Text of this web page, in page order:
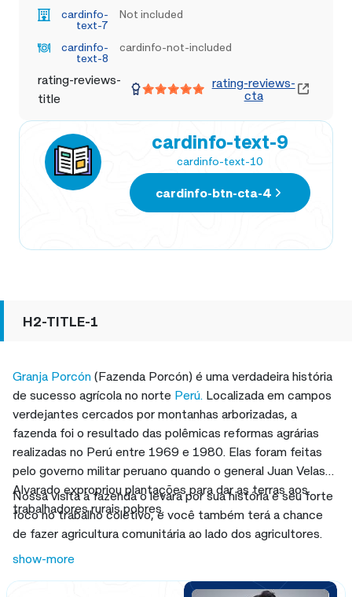
cardinfo-
text-7
Not included
cardinfo-
text-8
cardinfo-not-included
rating-reviews-
title
rating-reviews-
cta
cardinfo-text-9
cardinfo-text-10
cardinfo-btn-cta-4
H2-TITLE-1
Granja Porcón (Fazenda Porcón) é uma verdadeira história
de sucesso agrícola no norte Perú. Localizada em campos
verdejantes cercados por montanhas arborizadas, a
fazenda foi o resultado das polêmicas reformas agrárias
realizadas no Perú entre 1969 e 1980. Elas foram feitas
pelo governo militar peruano quando o general Juan Velasco
Alvarado expropriou plantações para dar as terras aos
trabalhadores rurais pobres.
Nossa visita à fazenda o levará por sua história e seu forte
foco no trabalho coletivo, e você também terá a chance
de fazer agricultura comunitária ao lado dos agricultores.
show-more